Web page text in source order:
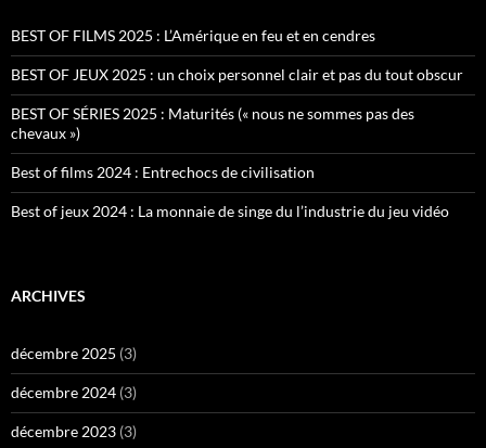
BEST OF FILMS 2025 : L’Amérique en feu et en cendres
BEST OF JEUX 2025 : un choix personnel clair et pas du tout obscur
BEST OF SÉRIES 2025 : Maturités (« nous ne sommes pas des
chevaux »)
Best of films 2024 : Entrechocs de civilisation
Best of jeux 2024 : La monnaie de singe du l’industrie du jeu vidéo
ARCHIVES
décembre 2025 (3)
décembre 2024 (3)
décembre 2023 (3)